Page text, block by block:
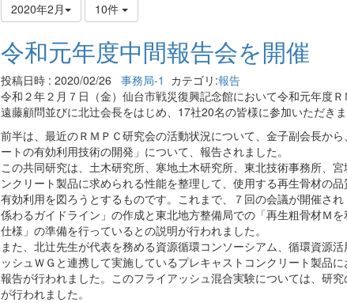
2020年2月 10件
令和元年度中間報告会を開催
投稿日時 : 2020/02/26 事務局-1 カテゴリ:報告
令和２年２月７日（金）仙台市戦災復興記念館において令和元年度
遠藤顧問並びに北辻会長をはじめ、17社20名の皆様に参加いただきま
前半は、最近のＲＭＰＣ研究会の活動状況について、金子副会長か
ートの有効利用技術の開発」について、報告されました。
この共同研究は、土木研究所、寒地土木研究所、東北技術事務所、
ンクリート製品に求められる性能を整理して、使用する再生骨材の
有効利用を図ろうとするものです。これまで、７回の会議が開催さ
係わるガイドライン」の作成と東北地方整備局での「再生粗骨材Ｍ
仕様」の準備を行っているとの説明が行われました。
また、北辻先生が代表を務める資源循環コンソーシアム、循環資源
ッシュＷＧと連携して実施しているプレキャストコンクリート製品
報告が行われました。このフライアッシュ混合実験については、研
が行われました。